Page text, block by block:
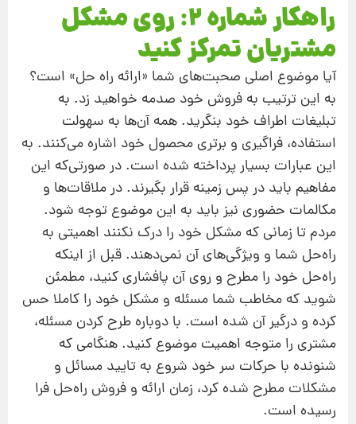
راهکار شماره 2: روی مشکل
مشتریان تمرکز کنید
آیا موضوع اصلی صحبت‌های شما «ارائه راه حل» است؟
به این ترتیب به فروش خود صدمه خواهید زد. به
تبلیغات اطراف خود بنگرید. همه آن‌ها به سهولت
استفاده، فراگیری و برتری محصول خود اشاره می‌کنند. به
این عبارات بسیار پرداخته شده است. در صورتی‌که این
مفاهیم باید در پس زمینه قرار بگیرند. در ملاقات‌ها و
مکالمات حضوری نیز باید به این موضوع توجه شود.
مردم تا زمانی که مشکل خود را درک نکنند اهمیتی به
راه‌حل شما و ویژگی‌های آن نمی‌دهند. قبل از اینکه
راه‌حل خود را مطرح و روی آن پافشاری کنید، مطمئن
شوید که مخاطب شما مسئله و مشکل خود را کاملا حس
کرده و درگیر آن شده است. با دوباره طرح کردن مسئله،
مشتری را متوجه اهمیت موضوع کنید. هنگامی که
شنونده با حرکات سر خود شروع به تایید مسائل و
مشکلات مطرح شده کرد، زمان ارائه و فروش راه‌حل فرا
رسیده است.